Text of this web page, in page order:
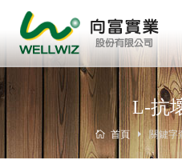
L-抗
首頁 關鍵字